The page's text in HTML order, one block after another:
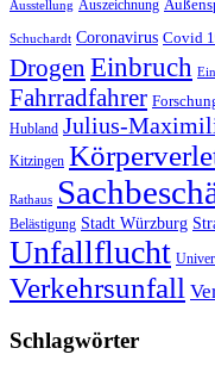
Ausstellung Auszeichnung
Schuchardt Coronavirus Covid
Drogen Einbruch
Fahrradfahrer
Hubland Julius-
Kitzingen
Rathaus
Belästigung Stadt Würzburg
Unfallflucht
Verkehrsunfall
Schlagwörter